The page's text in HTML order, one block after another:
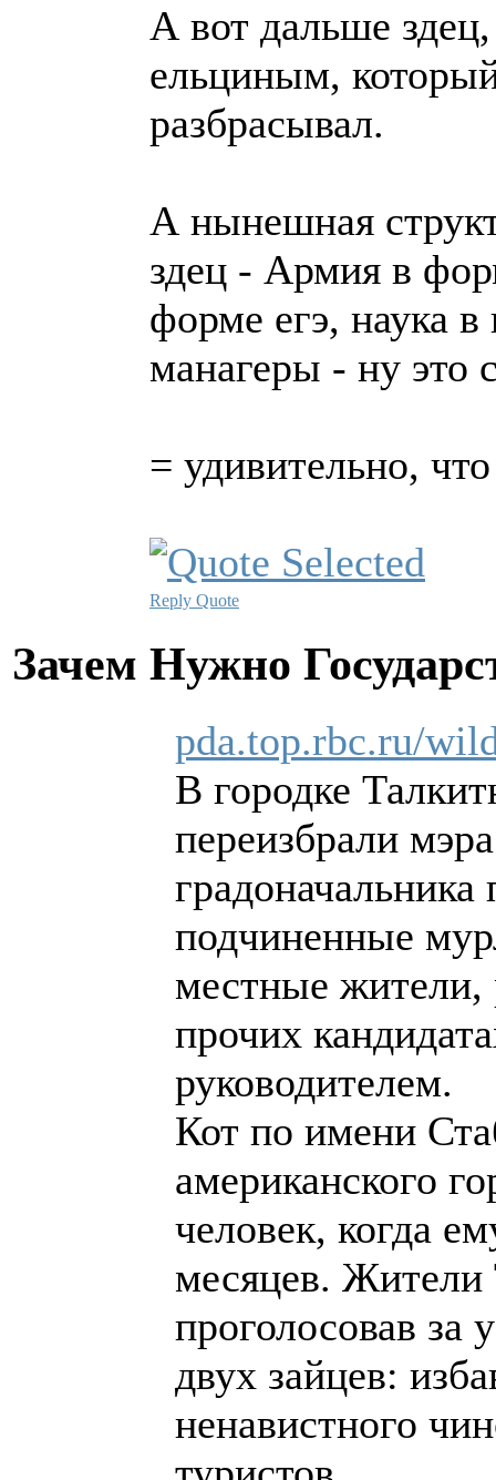
А вот дальше
ельциным,
разбрасывал.
А нынешная
здец - Армия в
форме егэ, наука
манагеры - ну это
= удивительно,
Reply Quote
Зачем Нужно
pda.top.rbc.ru/
В городке
переизбрали
подчиненные
местные жители,
прочих
руководителем.
Кот по имени
американского
человек, когда
месяцев. Жители
проголосовав за
двух зайцев:
ненавистного